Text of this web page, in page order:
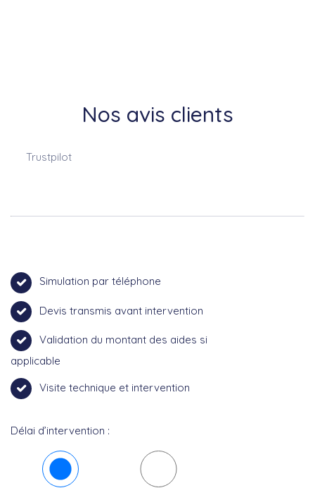
Nos avis clients
Trustpilot
Simulation par téléphone
Devis transmis avant intervention
Validation du montant des aides si
applicable
Visite technique et intervention
Délai d’intervention :